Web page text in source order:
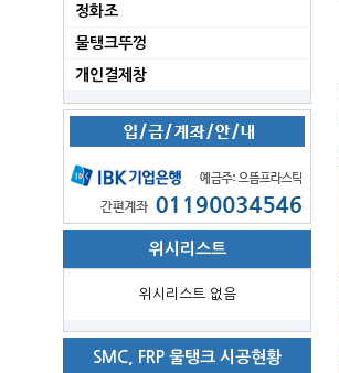
정화조
물탱크뚜껑
개인결제창
위시리스트
위시리스트 없음
SMC, FRP 물탱크 시공현황